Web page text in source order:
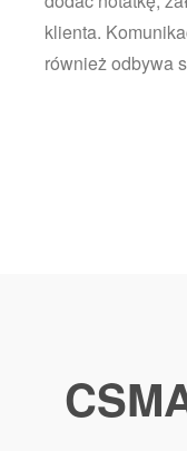
klienta.
również odbywa